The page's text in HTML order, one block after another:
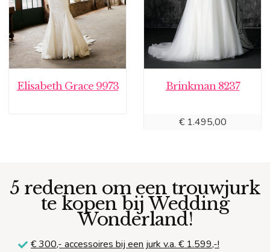
Elisabeth Grace 9973 Brinkman 8237
€1.495,00
5 redenen om een trouwjurk
te kopen bij Wedding
Wonderland!
€ 300,- accessoires bij een jurk v.a. € 1.599,-!